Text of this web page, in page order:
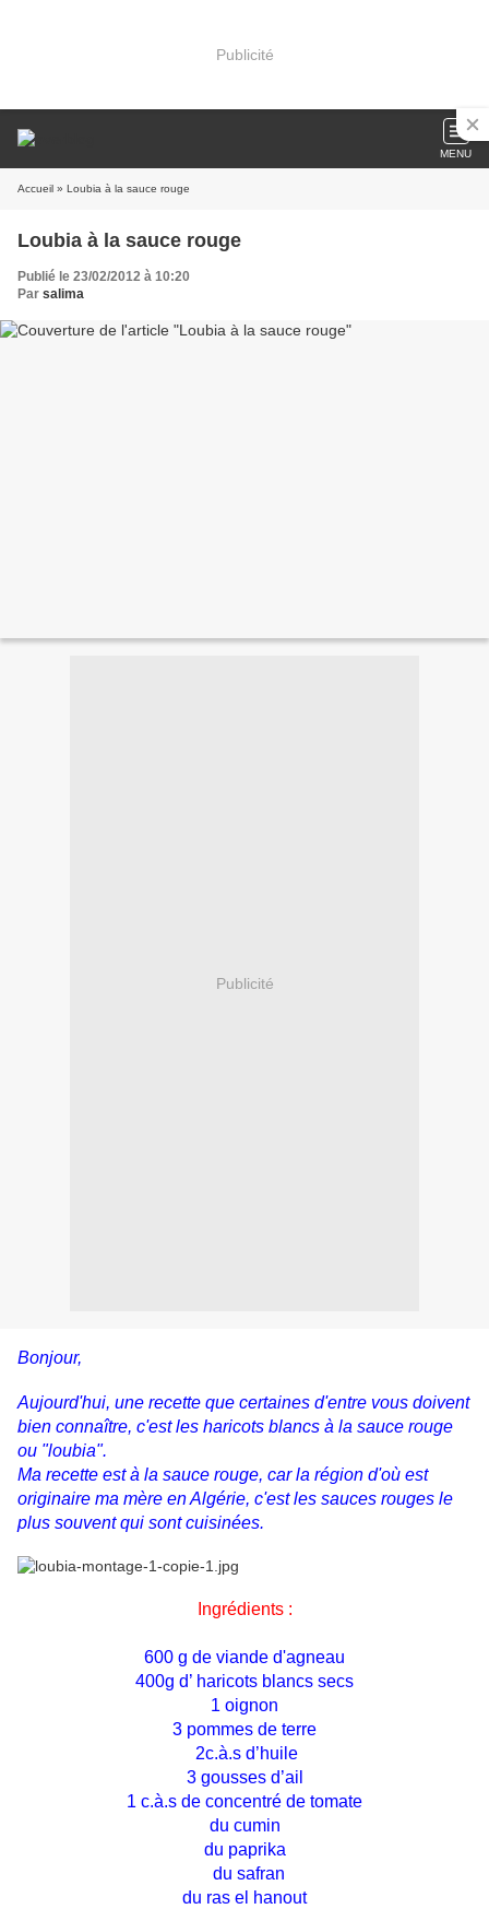
Publicité
MENU
Accueil » Loubia à la sauce rouge
Loubia à la sauce rouge
Publié le 23/02/2012 à 10:20
Par salima
Publicité
Bonjour,
Aujourd'hui, une recette que certaines d'entre vous doivent
bien connaître, c'est les haricots blancs à la sauce rouge
ou "loubia".
Ma recette est à la sauce rouge, car la région d'où est
originaire ma mère en Algérie, c'est les sauces rouges le
plus souvent qui sont cuisinées.
Ingrédients :
600 g de viande d'agneau
400g d’ haricots blancs secs
1 oignon
3 pommes de terre
2c.à.s d’huile
3 gousses d’ail
1 c.à.s de concentré de tomate
du cumin
du paprika
du safran
du ras el hanout